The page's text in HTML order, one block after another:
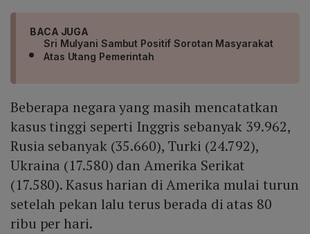
BACA JUGA
Sri Mulyani Sambut Positif Sorotan Masyarakat
Atas Utang Pemerintah
Beberapa negara yang masih mencatatkan
kasus tinggi seperti Inggris sebanyak 39.962,
Rusia sebanyak (35.660), Turki (24.792),
Ukraina (17.580) dan Amerika Serikat
(17.580). Kasus harian di Amerika mulai turun
setelah pekan lalu terus berada di atas 80
ribu per hari.